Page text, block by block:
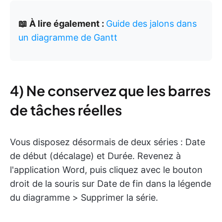
📖 À lire également : Guide des jalons dans
un diagramme de Gantt
4) Ne conservez que les barres
de tâches réelles
Vous disposez désormais de deux séries : Date
de début (décalage) et Durée. Revenez à
l'application Word, puis cliquez avec le bouton
droit de la souris sur Date de fin dans la légende
du diagramme > Supprimer la série.